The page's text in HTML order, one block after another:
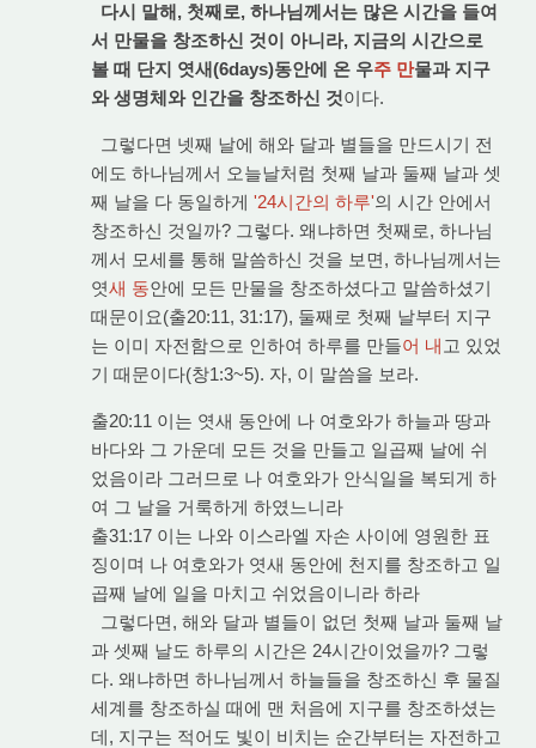
다시 말해, 첫째로, 하나님께서는 많은 시간을 들여
서 만물을 창조하신 것이 아니라, 지금의 시간으로
볼 때 단지 엿새(6days)동안에 온 우주 만물과 지구
와 생명체와 인간을 창조하신 것이다.
그렇다면 넷째 날에 해와 달과 별들을 만드시기 전
에도 하나님께서 오늘날처럼 첫째 날과 둘째 날과 셋
째 날을 다 동일하게 '24시간의 하루'의 시간 안에서
창조하신 것일까? 그렇다. 왜냐하면 첫째로, 하나님
께서 모세를 통해 말씀하신 것을 보면, 하나님께서는
엿새 동안에 모든 만물을 창조하셨다고 말씀하셨기
때문이요(출20:11, 31:17), 둘째로 첫째 날부터 지구
는 이미 자전함으로 인하여 하루를 만들어 내 고 있었
기 때문이다(창1:3~5). 자, 이 말씀을 보라.
출20:11 이는 엿새 동안에 나 여호와가 하늘과 땅과
바다와 그 가운데 모든 것을 만들고 일곱째 날에 쉬
었음이라 그러므로 나 여호와가 안식일을 복되게 하
여 그 날을 거룩하게 하였느니라
출31:17 이는 나와 이스라엘 자손 사이에 영원한 표
징이며 나 여호와가 엿새 동안에 천지를 창조하고 일
곱째 날에 일을 마치고 쉬었음이니라 하라
그렇다면, 해와 달과 별들이 없던 첫째 날과 둘째 날
과 셋째 날도 하루의 시간은 24시간이었을까? 그렇
다. 왜냐하면 하나님께서 하늘들을 창조하신 후 물질
세계를 창조하실 때에 맨 처음에 지구를 창조하셨는
데, 지구는 적어도 빛이 비치는 순간부터는 자전하고